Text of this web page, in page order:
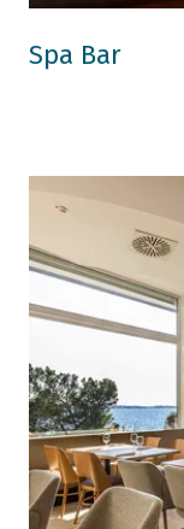
Spa Bar